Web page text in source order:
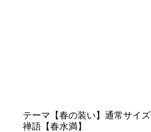
テーマ【春の装い】通常サイズ
禅語【春水満】